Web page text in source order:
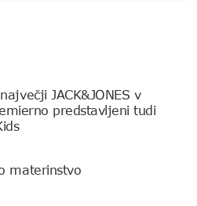
JACK&JONES v
predstavljeni tudi
materinstvo